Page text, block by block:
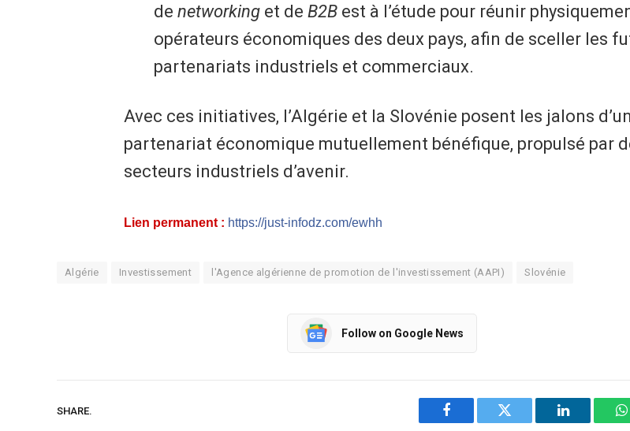
de networkinget de B2Best à l’étude pour réunir
opérateurs économiques des deux pays, afin de sceller les
partenariats industriels et commerciaux.
​Avec ces initiatives, l’Algérie et la Slovénie posent les jalons d’un
partenariat économique mutuellement bénéfique, propulsé par
secteurs industriels d’avenir.
Lien permanent : https://just-infodz.com/ewhh
Algérie Investissement l'Agence algérienne de promotion de l'investissement (AAPI) Slovénie
Follow on Google News
SHARE.
Facebook Twitter LinkedIn